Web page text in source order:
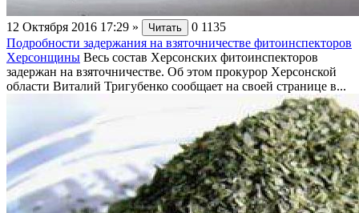
12 Октября 2016 17:29 » Читать 0 1135
Подробности задержания на взяточничестве фитоинспекторов
Херсонщины Весь состав Херсонских фитоинспекторов
задержан на взяточничестве. Об этом прокурор Херсонской
области Виталий Тригубенко сообщает на своей странице в...